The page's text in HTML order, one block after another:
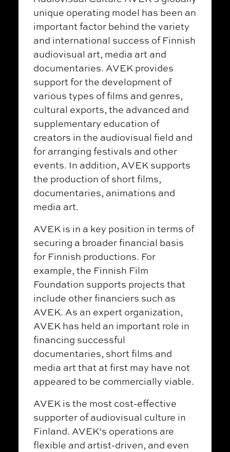
unique operating model has been an
important factor behind the variety
and international success of Finnish
audiovisual art, media art and
documentaries. AVEK provides
support for the development of
various types of films and genres,
cultural exports, the advanced and
supplementary education of
creators in the audiovisual field and
for arranging festivals and other
events. In addition, AVEK supports
the production of short films,
documentaries, animations and
media art.
AVEK is in a key position in terms of
securing a broader financial basis
for Finnish productions. For
example, the Finnish Film
Foundation supports projects that
include other financiers such as
AVEK. As an expert organization,
AVEK has held an important role in
financing successful
documentaries, short films and
media art that at first may have not
appeared to be commercially viable.
AVEK is the most cost-effective
supporter of audiovisual culture in
Finland. AVEK’s operations are
flexible and artist-driven, and even